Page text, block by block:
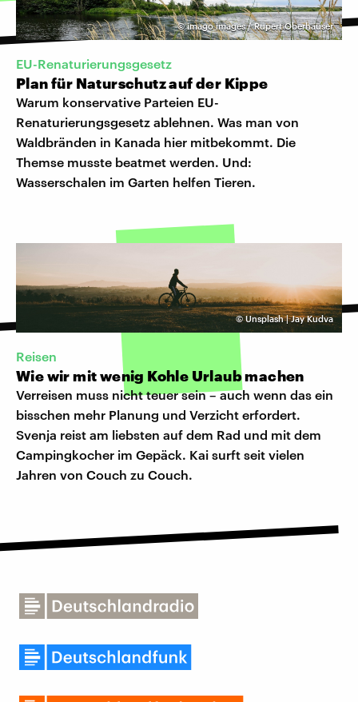
©imago images / Rupert Oberhäuser
EU-Renaturierungsgesetz
Plan für Naturschutz auf der Kippe
Warum konservative Parteien EU-
Renaturierungsgesetz ablehnen. Was man von
Waldbränden in Kanada hier mitbekommt. Die
Themse musste beatmet werden. Und:
Wasserschalen im Garten helfen Tieren.
©Unsplash | Jay Kudva
Reisen
Wie wir mit wenig Kohle Urlaub machen
Verreisen muss nicht teuer sein – auch wenn das ein
bisschen mehr Planung und Verzicht erfordert.
Svenja reist am liebsten auf dem Rad und mit dem
Campingkocher im Gepäck. Kai surft seit vielen
Jahren von Couch zu Couch.